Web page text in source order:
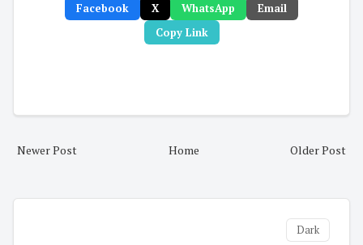
Facebook X WhatsApp
Email
Copy Link
Newer Post Older Post
Home
Dark